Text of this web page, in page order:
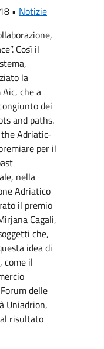
• Notizie
Così il
la
che a
dei
and paths.
Adriatic-
per il
nella
Adriatico
il premio
Cagali,
che,
idea di
come il
delle
Uniadrion,
risultato